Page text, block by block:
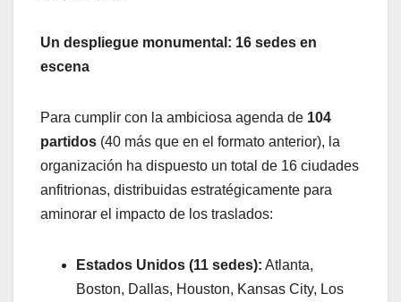
Un despliegue monumental: 16 sedes en
escena
​Para cumplir con la ambiciosa agenda de 104
partidos (40 más que en el formato anterior), la
organización ha dispuesto un total de 16 ciudades
anfitrionas, distribuidas estratégicamente para
aminorar el impacto de los traslados:
Estados Unidos (11 sedes): Atlanta,
Boston, Dallas, Houston, Kansas City, Los